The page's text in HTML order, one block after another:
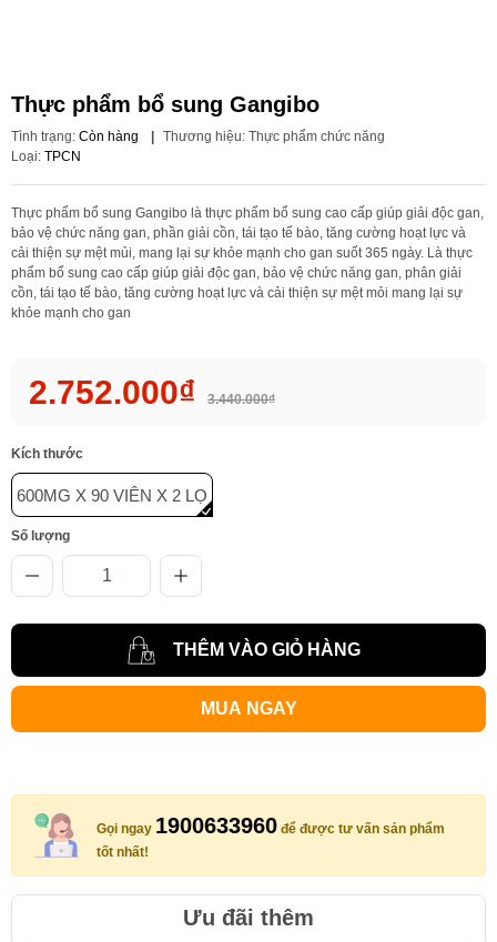
Thực phẩm bổ sung Gangibo
Tình trạng: Còn hàng Thương hiệu: Thực phẩm chức năng
Loại: TPCN
Thực phẩm bổ sung Gangibo là thực phẩm bổ sung cao cấp giúp giải độc gan,
bảo vệ chức năng gan, phần giải cồn, tái tạo tế bào, tăng cường hoạt lực và
cải thiện sự mệt mủi, mang lại sự khỏe mạnh cho gan suốt 365 ngày. Là thực
phẩm bổ sung cao cấp giúp giải độc gan, bảo vệ chức năng gan, phân giải
cồn, tái tạo tế bào, tăng cường hoạt lực và cải thiện sự mệt mỏi mang lại sự
khỏe mạnh cho gan
2.752.000₫ 3.440.000₫
Kích thước
600MG X 90 VIÊN X 2 LỌ
Số lượng
THÊM VÀO GIỎ HÀNG
MUA NGAY
Gọi ngay 1900633960 để được tư vấn sản phẩm
tốt nhất!
Ưu đãi thêm